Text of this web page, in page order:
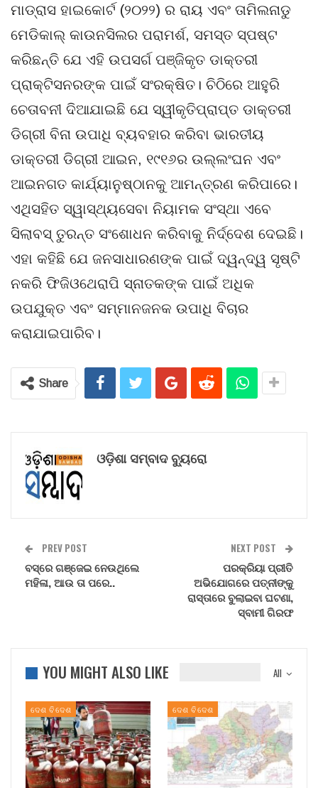
ମାଡ୍ରାସ ହାଇକୋର୍ଟ (୨୦୨୨) ର ରାୟ ଏବଂ ତାମିଲନାଡୁ
ମେଡିକାଲ୍ କାଉନସିଲର ପରାମର୍ଶ, ସମସ୍ତ ସ୍ପଷ୍ଟ
କରିଛନ୍ତି ଯେ ଏହି ଉପସର୍ଗ ପଞ୍ଜିକୃତ ଡାକ୍ତରୀ
ପ୍ରାକ୍ଟିସନରଙ୍କ ପାଇଁ ସଂରକ୍ଷିତ। ଚିଠିରେ ଆହୁରି
ଚେତାବନୀ ଦିଆଯାଇଛି ଯେ ସ୍ୱୀକୃତିପ୍ରାପ୍ତ ଡାକ୍ତରୀ
ଡିଗ୍ରୀ ବିନା ଉପାଧି ବ୍ୟବହାର କରିବା ଭାରତୀୟ
ଡାକ୍ତରୀ ଡିଗ୍ରୀ ଆଇନ, ୧୯୧୬ର ଉଲ୍ଲଂଘନ ଏବଂ
ଆଇନଗତ କାର୍ଯ୍ୟାନୁଷ୍ଠାନକୁ ଆମନ୍ତ୍ରଣ କରିପାରେ।
ଏଥିସହିତ ସ୍ୱାସ୍ଥ୍ୟସେବା ନିୟାମକ ସଂସ୍ଥା ଏବେ
ସିଲାବସ୍ ତୁରନ୍ତ ସଂଶୋଧନ କରିବାକୁ ନିର୍ଦ୍ଦେଶ ଦେଇଛି।
ଏହା କହିଛି ଯେ ଜନସାଧାରଣଙ୍କ ପାଇଁ ଦ୍ୱନ୍ଦ୍ୱ ସୃଷ୍ଟି
ନକରି ଫିଜିଓଥେରାପି ସ୍ନାତକଙ୍କ ପାଇଁ ଅଧିକ
ଉପଯୁକ୍ତ ଏବଂ ସମ୍ମାନଜନକ ଉପାଧି ବିଚାର
କରାଯାଇପାରିବ।
Share
ଓଡ଼ିଶା ସମ୍ବାଦ ବ୍ୟୁରୋ
PREV POST
ବସ୍‌ରେ ଗଞ୍ଜେଇ ନେଉଥିଲେ
ମହିଳା, ଆଉ ତା ପରେ..
NEXT POST
ପରକ୍ରିୟା ପ୍ରୀତି
ଅଭିଯୋଗରେ ପତ୍ନୀଙ୍କୁ
ରାସ୍ତାରେ ବୁଲାଇବା ଘଟଣା,
ସ୍ବାମୀ ଗିରଫ
All
YOU MIGHT ALSO LIKE
ଦେଶ ବିଦେଶ ଦେଶ ବିଦେଶ